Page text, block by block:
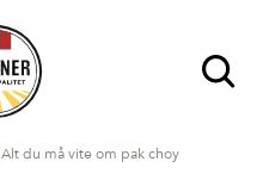
Alt du må vite om pak choy